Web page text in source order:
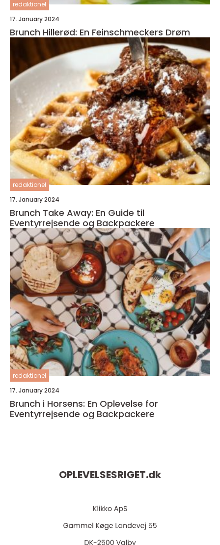
redaktionel
17. January 2024
Brunch Hillerød: En Feinschmeckers Drøm
redaktionel
17. January 2024
Brunch Take Away: En Guide til
Eventyrrejsende og Backpackere
redaktionel
17. January 2024
Brunch i Horsens: En Oplevelse for
Eventyrrejsende og Backpackere
OPLEVELSESRIGET.dk